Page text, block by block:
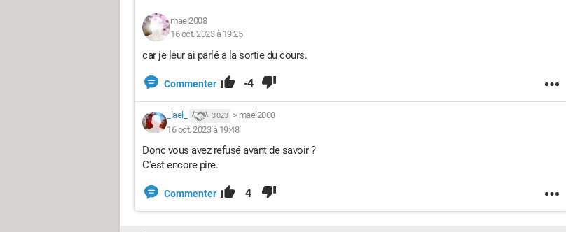
mael2008
16 oct. 2023 à 19:25
car je leur ai parlé a la sortie du cours.
Commenter -4
_lael_ 3 023 > mael2008
16 oct. 2023 à 19:48
Donc vous avez refusé avant de savoir ?
C'est encore pire.
Commenter 4